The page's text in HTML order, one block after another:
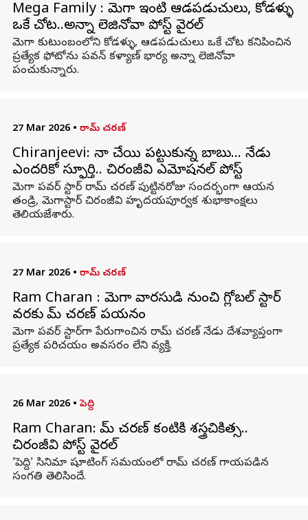
Mega Family : మెగా ఇంటి ఆడపడుచులు, కోడళ్ళు
ఒకే చోట..అన్నా లెజినోవా పోస్ట్ వైరల్
మెగా కుటుంబంలోని కోడళ్ళు, ఆడపడుచులు ఒకే చోట కనిపించిన
ప్రత్యేక ఫోటోను పవన్ కళ్యాణ్ భార్య అన్నా లెజినోవా
పంచుకున్నారు.
27 Mar 2026 • రామ్ చరణ్
Chiranjeevi: నా చేయి పట్టుకున్న బాబు… నేడు
ఎందరికో స్ఫూర్తి.. చిరంజీవి ఎమోషనల్ పోస్ట్
మెగా పవర్ స్టార్ రామ్ చరణ్ పుట్టినరోజు సందర్భంగా ఆయన
తండ్రి, మెగాస్టార్ చిరంజీవి హృదయపూర్వక శుభాకాంక్షలు
తెలియజేశారు.
27 Mar 2026 • రామ్ చరణ్
Ram Charan : మెగా వారసుడి నుంచి గ్లోబల్ స్టార్
వరకు రామ్ చరణ్ పయనం
మెగా పవర్ స్టార్‌గా పేరుగాంచిన రామ్ చరణ్ నేడు దేశవ్యాప్తంగా
ప్రత్యేక పరిచయం అవసరం లేని వ్యక్తి.
26 Mar 2026 • పెద్ది
Ram Charan: రామ్ చరణ్ కంటికి శస్త్రచికిత్స..
చిరంజీవి పోస్ట్ వైరల్
'పెద్ది' సినిమా షూటింగ్ సమయంలో రామ్ చరణ్ గాయపడిన
సంగతి తెలిసిందే.